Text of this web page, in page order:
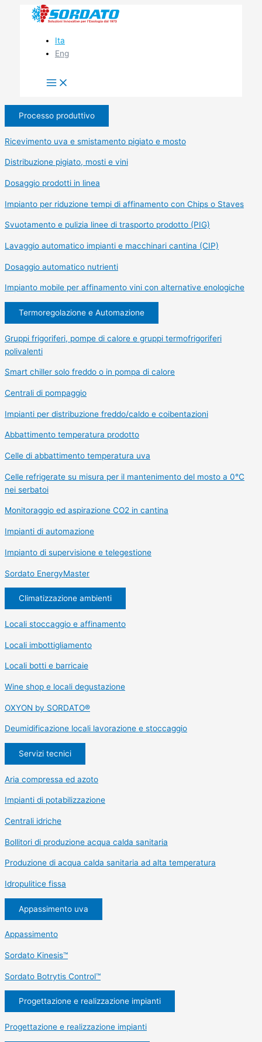
Ita
Eng
Processo produttivo
Ricevimento uva e smistamento pigiato e mosto
Distribuzione pigiato, mosti e vini
Dosaggio prodotti in linea
Impianto per riduzione tempi di affinamento con Chips o Staves
Svuotamento e pulizia linee di trasporto prodotto (PIG)
Lavaggio automatico impianti e macchinari cantina (CIP)
Dosaggio automatico nutrienti
Impianto mobile per affinamento vini con alternative enologiche
Termoregolazione e Automazione
Gruppi frigoriferi, pompe di calore e gruppi termofrigoriferi
polivalenti
Smart chiller solo freddo o in pompa di calore
Centrali di pompaggio
Impianti per distribuzione freddo/caldo e coibentazioni
Abbattimento temperatura prodotto
Celle di abbattimento temperatura uva
Celle refrigerate su misura per il mantenimento del mosto a 0°C
nei serbatoi
Monitoraggio ed aspirazione CO2 in cantina
Impianti di automazione
Impianto di supervisione e telegestione
Sordato EnergyMaster
Climatizzazione ambienti
Locali stoccaggio e affinamento
Locali imbottigliamento
Locali botti e barricaie
Wine shop e locali degustazione
OXYON by SORDATO®
Deumidificazione locali lavorazione e stoccaggio
Servizi tecnici
Aria compressa ed azoto
Impianti di potabilizzazione
Centrali idriche
Bollitori di produzione acqua calda sanitaria
Produzione di acqua calda sanitaria ad alta temperatura
Idropulitice fissa
Appassimento uva
Appassimento
Sordato Kinesis™
Sordato Botrytis Control™
Progettazione e realizzazione impianti
Progettazione e realizzazione impianti